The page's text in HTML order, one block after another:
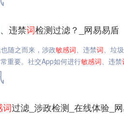
、违禁词检测过滤？_网易易盾
随之而来，涉政敏感词、违禁词、垃
重要。社交App如何进行敏感词、违禁
词过滤_涉政检测_在线体验_